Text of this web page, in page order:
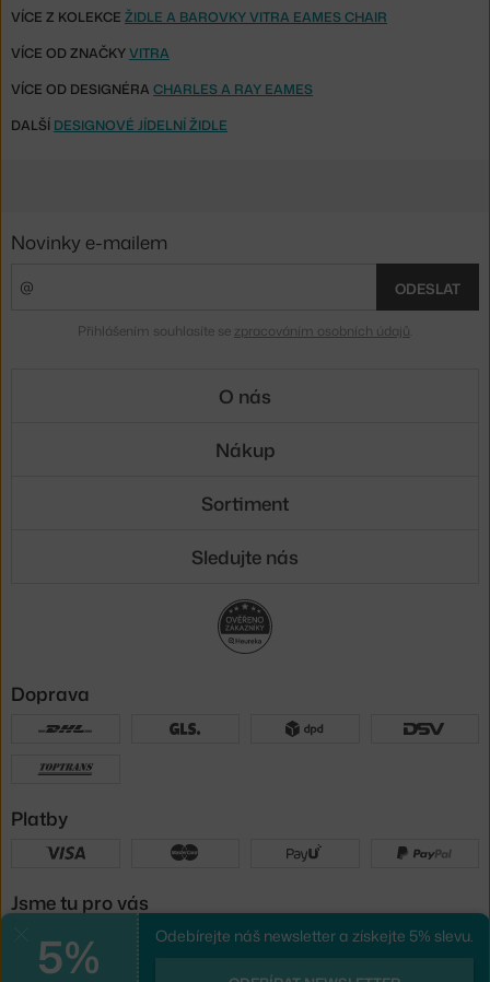
VÍCE Z KOLEKCE ŽIDLE A BAROVKY VITRA EAMES CHAIR
VÍCE OD ZNAČKYVITRA
VÍCE OD DESIGNÉRA CHARLES A RAY EAMES
DALŠÍ DESIGNOVÉ JÍDELNÍ ŽIDLE
5% Odebírejte náš newsletter a získejte 5% slevu.
Novinky e-mailem
ODESLAT
Přihlášením souhlasíte se zpracováním osobních údajů
O nás
Nákup
Sortiment
Sledujte nás
Doprava
Platby
Jsme tu pro vás